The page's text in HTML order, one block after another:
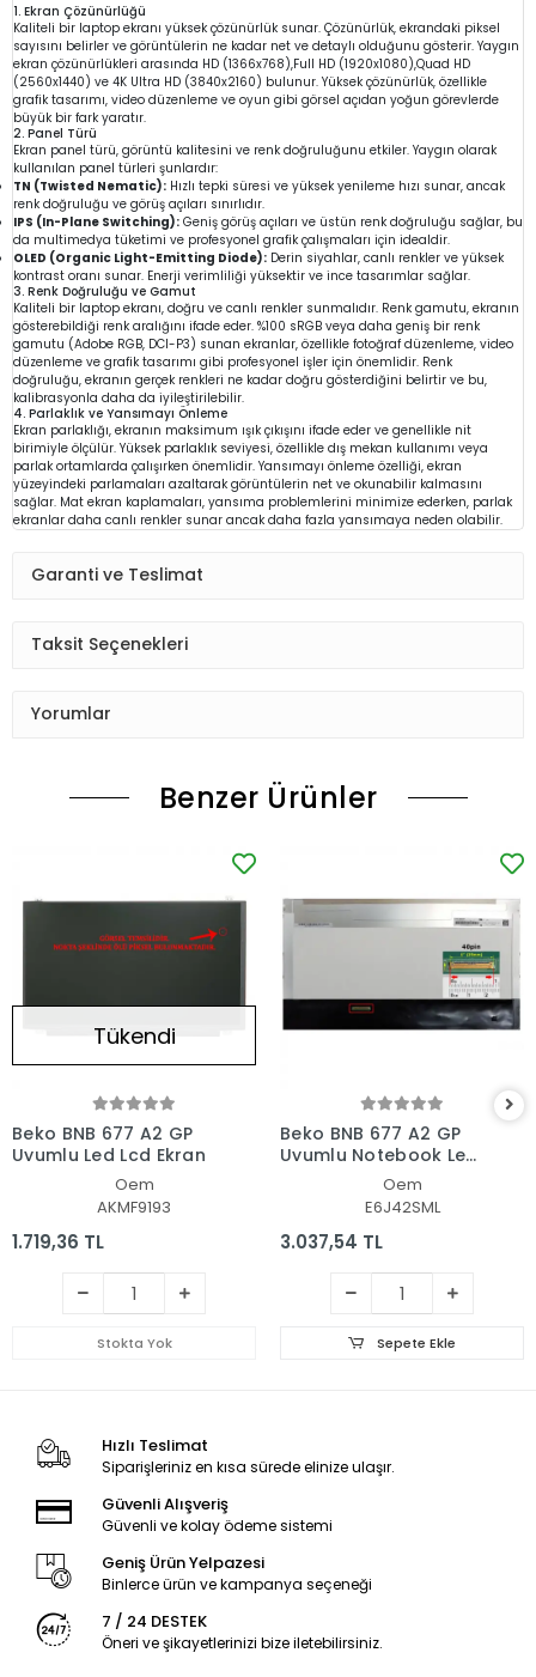
1. Ekran Çözünürlüğü
Kaliteli bir laptop ekranı yüksek çözünürlük sunar. Çözünürlük, ekrandaki piksel
sayısını belirler ve görüntülerin ne kadar net ve detaylı olduğunu gösterir. Yaygın
ekran çözünürlükleri arasında HD (1366x768),Full HD (1920x1080),Quad HD
(2560x1440) ve 4K Ultra HD (3840x2160) bulunur. Yüksek çözünürlük, özellikle
grafik tasarımı, video düzenleme ve oyun gibi görsel açıdan yoğun görevlerde
büyük bir fark yaratır.
2. Panel Türü
Ekran panel türü, görüntü kalitesini ve renk doğruluğunu etkiler. Yaygın olarak
kullanılan panel türleri şunlardır:
TN (Twisted Nematic): Hızlı tepki süresi ve yüksek yenileme hızı sunar, ancak
renk doğruluğu ve görüş açıları sınırlıdır.
IPS (In-Plane Switching): Geniş görüş açıları ve üstün renk doğruluğu sağlar, bu
da multimedya tüketimi ve profesyonel grafik çalışmaları için idealdir.
OLED (Organic Light-Emitting Diode): Derin siyahlar, canlı renkler ve yüksek
kontrast oranı sunar. Enerji verimliliği yüksektir ve ince tasarımlar sağlar.
3. Renk Doğruluğu ve Gamut
Kaliteli bir laptop ekranı, doğru ve canlı renkler sunmalıdır. Renk gamutu, ekranın
gösterebildiği renk aralığını ifade eder. %100 sRGB veya daha geniş bir renk
gamutu (Adobe RGB, DCI-P3) sunan ekranlar, özellikle fotoğraf düzenleme, video
düzenleme ve grafik tasarımı gibi profesyonel işler için önemlidir. Renk
doğruluğu, ekranın gerçek renkleri ne kadar doğru gösterdiğini belirtir ve bu,
kalibrasyonla daha da iyileştirilebilir.
4. Parlaklık ve Yansımayı Önleme
Ekran parlaklığı, ekranın maksimum ışık çıkışını ifade eder ve genellikle nit
birimiyle ölçülür. Yüksek parlaklık seviyesi, özellikle dış mekan kullanımı veya
parlak ortamlarda çalışırken önemlidir. Yansımayı önleme özelliği, ekran
yüzeyindeki parlamaları azaltarak görüntülerin net ve okunabilir kalmasını
sağlar. Mat ekran kaplamaları, yansıma problemlerini minimize ederken, parlak
ekranlar daha canlı renkler sunar ancak daha fazla yansımaya neden olabilir.
Garanti ve Teslimat
Taksit Seçenekleri
Yorumlar
Benzer Ürünler
Tükendi
Beko BNB 677 A2 GP
Uyumlu Led Lcd Ekran
Oem
AKMF9193
1.719,36 TL
Stokta Yok
Beko BNB 677 A2 GP
Uyumlu Notebook Led
Oem
E6J42SML
3.037,54 TL
Sepete Ekle
Hızlı Teslimat
Siparişleriniz en kısa sürede elinize ulaşır.
Güvenli Alışveriş
Güvenli ve kolay ödeme sistemi
Geniş Ürün Yelpazesi
Binlerce ürün ve kampanya seçeneği
7 / 24 DESTEK
Öneri ve şikayetlerinizi bize iletebilirsiniz.